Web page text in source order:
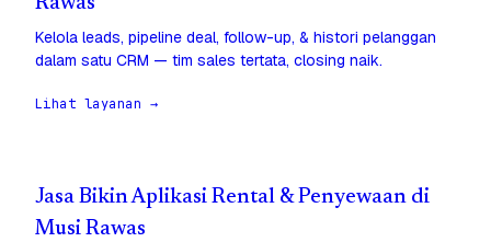
Kelola leads, pipeline deal, follow-up, & histori pelanggan
dalam satu CRM — tim sales tertata, closing naik.
Lihat layanan →
Jasa Bikin Aplikasi Rental & Penyewaan di
Musi Rawas